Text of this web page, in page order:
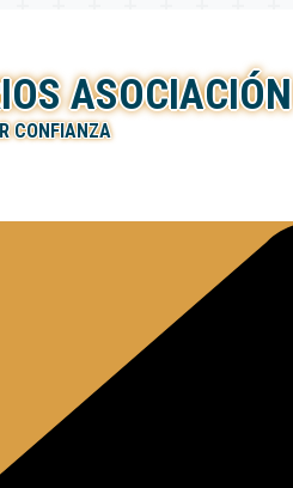
ASOCIACIÓN
CONFIANZA